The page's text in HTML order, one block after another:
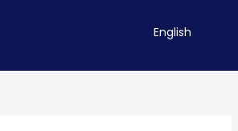
English